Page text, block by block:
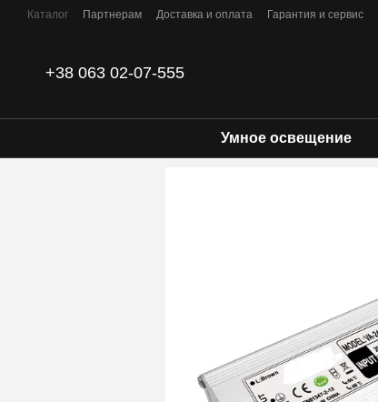
Перейти к основному контенту
Каталог Партнерам Доставка и оплата Гарантия и сервис
+38 063 02-07-555
Умное освещение